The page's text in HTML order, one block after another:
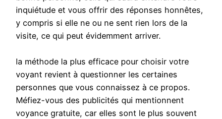
inquiétude et vous offrir des réponses honnêtes,
y compris si elle ne ou ne sent rien lors de la
visite, ce qui peut évidemment arriver.
la méthode la plus efficace pour choisir votre
voyant revient à questionner les certaines
personnes que vous connaissez à ce propos.
Méfiez-vous des publicités qui mentionnent
voyance gratuite, car elles sont le plus souvent